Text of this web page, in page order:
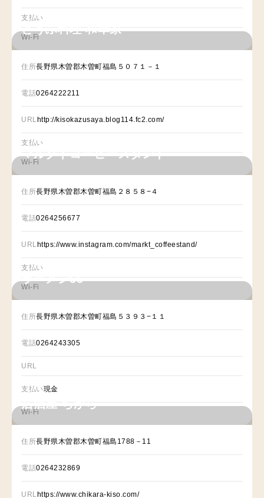
支払い
Wi-Fi
とうふ料理 和幸家
住所長野県木曽郡木曽町福島５０７１－１
電話0264222211
URLhttp://kisokazusaya.blog114.fc2.com/
支払い
Wi-Fi
マルクトコーヒースタンド
住所長野県木曽郡木曽町福島２８５８−４
電話0264256677
URLhttps://www.instagram.com/markt_coffeestand/
支払い
Wi-Fi
ラーメン55
住所長野県木曽郡木曽町福島５３９３−１１
電話0264243305
URL
支払い現金
Wi-Fi
居酒屋 ちから
住所長野県木曽郡木曽町福島1788－11
電話0264232869
URLhttps://www.chikara-kiso.com/